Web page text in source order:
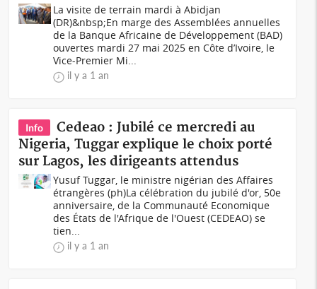
La visite de terrain mardi à Abidjan
(DR)&nbsp;En marge des Assemblées annuelles
de la Banque Africaine de Développement (BAD)
ouvertes mardi 27 mai 2025 en Côte d’Ivoire, le
Vice-Premier Mi...
il y a 1 an
Info
Cedeao : Jubilé ce mercredi au
Nigeria, Tuggar explique le choix porté
sur Lagos, les dirigeants attendus
Yusuf Tuggar, le ministre nigérian des Affaires
étrangères (ph)La célébration du jubilé d'or, 50e
anniversaire, de la Communauté Economique
des États de l'Afrique de l'Ouest (CEDEAO) se
tien...
il y a 1 an